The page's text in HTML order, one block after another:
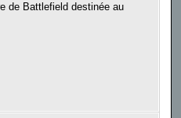
de Battlefield destinée au